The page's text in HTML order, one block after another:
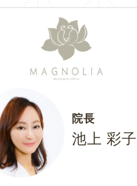
院長
池上 彩子